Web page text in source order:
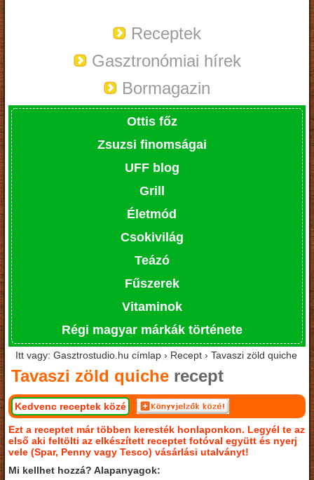
Receptek
Gasztronómiai hírek
Bormagazin
Ottis főz
Zsuzsi finomságai
UFF blog
Grill
Életmód
Csokivilág
Teázó
Fűszerek
Vitaminok
Régi magyar márkák története
Itt vagy: Gasztrostudio.hu címlap › Recept › Tavaszi zöld quiche
Tavaszi zöld quiche recept
Kedvenc receptek közé
Ezt a receptet már többen keresték honlaponkon. Legyél te az
első aki feltölti az elkészített receptet fotóval együtt és nyerj
vele (Spar, Penny vagy Tesco) vásárlási utalványt!
Mi kellhet hozzá? Alapanyagok: